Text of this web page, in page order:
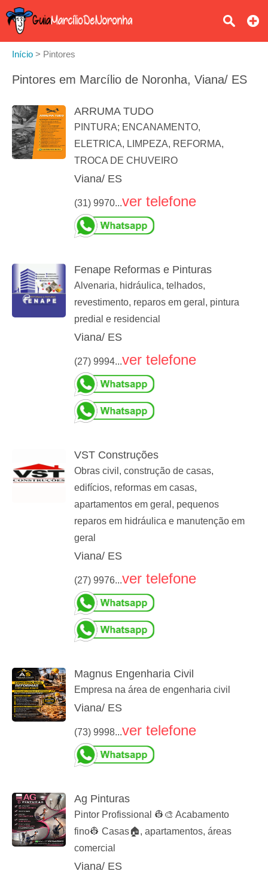
Início > Pintores
Pintores em Marcílio de Noronha, Viana/ ES
ARRUMA TUDO
PINTURA; ENCANAMENTO,
ELETRICA, LIMPEZA, REFORMA,
TROCA DE CHUVEIRO
Viana/ ES
(31) 9970...ver telefone
Fenape Reformas e Pinturas
Alvenaria, hidráulica, telhados,
revestimento, reparos em geral, pintura
predial e residencial
Viana/ ES
(27) 9994...ver telefone
VST Construções
Obras civil, construção de casas,
edifícios, reformas em casas,
apartamentos em geral, pequenos
reparos em hidráulica e manutenção em
geral
Viana/ ES
(27) 9976...ver telefone
Magnus Engenharia Civil
Empresa na área de engenharia civil
Viana/ ES
(73) 9998...ver telefone
Ag Pinturas
Pintor Profissional 👷🎨 Acabamento
fino👷 Casas🏠, apartamentos, áreas
comercial
Viana/ ES